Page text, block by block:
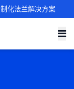
化法兰解决方案